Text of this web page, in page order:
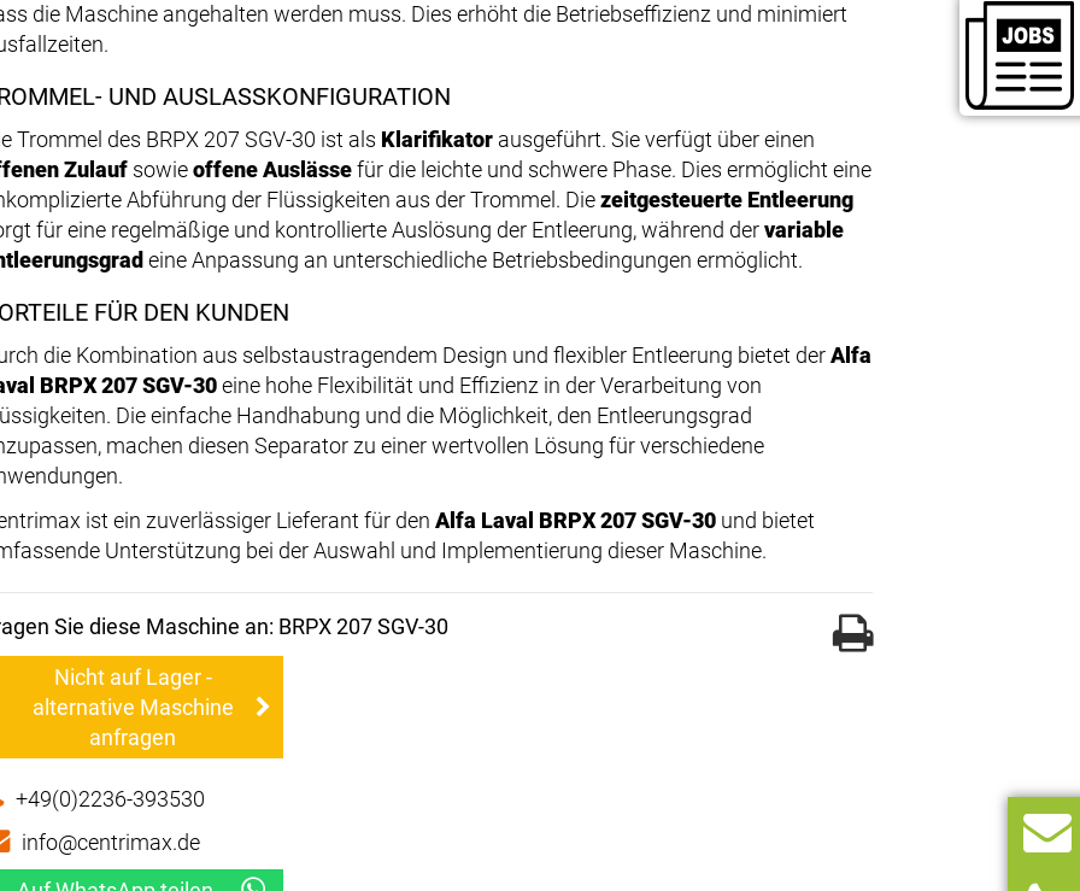
die Maschine angehalten werden muss. Dies erhöht die Betriebseffizienz und minimiert
UND AUSLASSKONFIGURATION
Trommel des BRPX 207 SGV-30 ist als Klarifikator ausgeführt. Sie verfügt über einen
Zulauf sowieoffene Auslässefür die leichte und schwere Phase. Dies ermöglicht eine
Abführung der Flüssigkeiten aus der Trommel. Diezeitgesteuerte Entleerung
für eine regelmäßige und kontrollierte Auslösung der Entleerung, während dervariable
eine Anpassung an unterschiedliche Betriebsbedingungen ermöglicht.
FÜR DEN KUNDEN
die Kombination aus selbstaustragendem Design und flexibler Entleerung bietet derAlfa
BRPX 207 SGV-30eine hohe Flexibilität und Effizienz in der Verarbeitung von
Die einfache Handhabung und die Möglichkeit, den Entleerungsgrad
machen diesen Separator zu einer wertvollen Lösung für verschiedene
ist ein zuverlässiger Lieferant für den Alfa Laval BRPX 207 SGV-30 und bietet
Unterstützung bei der Auswahl und Implementierung dieser Maschine.
Sie diese Maschine an: BRPX 207 SGV-30
Nicht auf Lager -
alternative Maschine
anfragen
+49(0)2236-393530
info@centrimax.de